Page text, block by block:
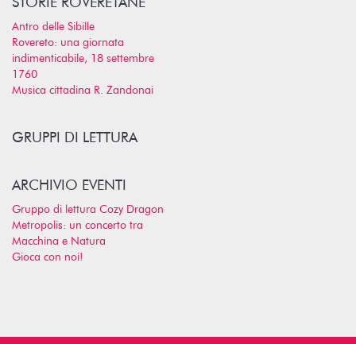
STORIE ROVERETANE
Antro delle Sibille
Rovereto: una giornata
indimenticabile, 18 settembre
1760
Musica cittadina R. Zandonai
GRUPPI DI LETTURA
ARCHIVIO EVENTI
Gruppo di lettura Cozy Dragon
Metropolis: un concerto tra
Macchina e Natura
Gioca con noi!